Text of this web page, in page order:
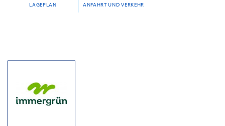
LAGEPLAN ANFAHRT UND VERKEHR